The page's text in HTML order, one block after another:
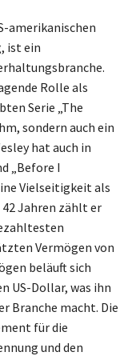
amerikanischen
ist ein
Rolle als
Serie „The
sondern auch ein
hat auch in
„Before I
Vielseitigkeit als
Jahren zählt er
Vermögen von
beläuft sich
US-Dollar, was ihn
Branche macht. Die
für die
und den